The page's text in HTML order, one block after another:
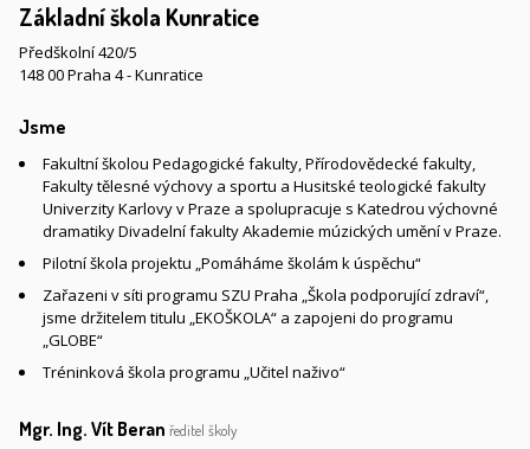
Základní škola Kunratice
Předškolní 420/5
148 00 Praha 4 - Kunratice
Jsme
Fakultní školou Pedagogické fakulty, Přírodovědecké fakulty,
Fakulty tělesné výchovy a sportu a Husitské teologické fakulty
Univerzity Karlovy v Praze a spolupracuje s Katedrou výchovné
dramatiky Divadelní fakulty Akademie múzických umění v Praze.
Pilotní škola projektu „Pomáháme školám k úspěchu“
Zařazeni v síti programu SZU Praha „Škola podporující zdraví“,
jsme držitelem titulu „EKOŠKOLA“ a zapojeni do programu
„GLOBE“
Tréninková škola programu „Učitel naživo“
Mgr. Ing. Vít Beran ředitel školy